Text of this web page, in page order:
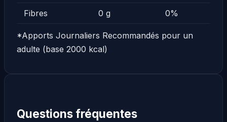
Fibres 0 g 0%
*Apports Journaliers Recommandés pour un
adulte (base 2000 kcal)
Questions fréquentes